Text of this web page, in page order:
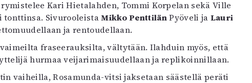
Kari Hietalahden, Tommi Korpelan sekä Ville
tonttinsa. SivurooleistaMikko PenttilänPyöveli ja Lauri
ja rentoudellaan.
fraseerauksilta, vältytään. Ilahduin myös, että
hurmaa veijarimaisuudellaan ja replikoinnillaan.
vaiheilla, Rosamunda-vitsi jaksetaan säästellä peräti